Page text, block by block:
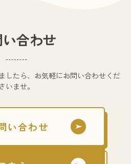
合わせ
したら、お気軽にお問い合わせくだ
さいませ。
い合わせ